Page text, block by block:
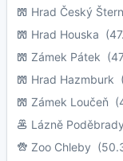
Hrad Český
Hrad Houska
Zámek Pátek
Hrad Hazmburk
Zámek Loučeň
Lázně Poděbrady
Zoo Chleby